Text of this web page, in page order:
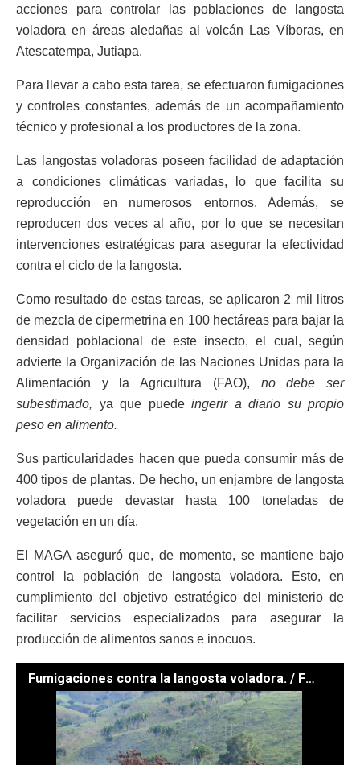
acciones para controlar las poblaciones de langosta
voladora en áreas aledañas al volcán Las Víboras, en
Atescatempa, Jutiapa.
Para llevar a cabo esta tarea, se efectuaron fumigaciones
y controles constantes, además de un acompañamiento
técnico y profesional a los productores de la zona.
Las langostas voladoras poseen facilidad de adaptación
a condiciones climáticas variadas, lo que facilita su
reproducción en numerosos entornos. Además, se
reproducen dos veces al año, por lo que se necesitan
intervenciones estratégicas para asegurar la efectividad
contra el ciclo de la langosta.
Como resultado de estas tareas, se aplicaron 2 mil litros
de mezcla de cipermetrina en 100 hectáreas para bajar la
densidad poblacional de este insecto, el cual, según
advierte la Organización de las Naciones Unidas para la
Alimentación y la Agricultura (FAO), no debe ser
subestimado, ya que puede ingerir a diario su propio
peso en alimento.
Sus particularidades hacen que pueda consumir más de
400 tipos de plantas. De hecho, un enjambre de langosta
voladora puede devastar hasta 100 toneladas de
vegetación en un día.
El MAGA aseguró que, de momento, se mantiene bajo
control la población de langosta voladora. Esto, en
cumplimiento del objetivo estratégico del ministerio de
facilitar servicios especializados para asegurar la
producción de alimentos sanos e inocuos.
Fumigaciones contra la langosta voladora. / Foto: MAGA.